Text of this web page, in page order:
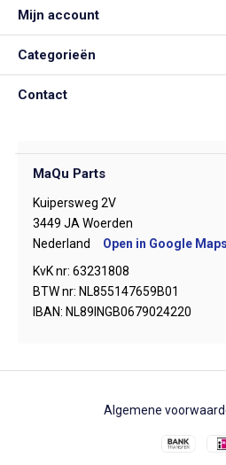
Mijn account
Categorieën
Contact
MaQu Parts
Kuipersweg 2V
3449 JA Woerden
Nederland
Open in Google Maps
KvK nr: 63231808
BTW nr: NL855147659B01
IBAN: NL89INGB0679024220
Algemene